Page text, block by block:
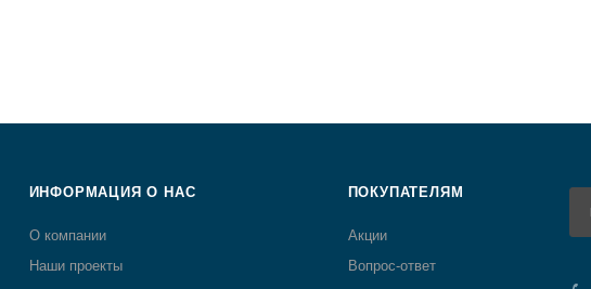
ИНФОРМАЦИЯ О НАС
О компании
Наши проекты
ПОКУПАТЕЛЯМ
Акции
Вопрос-ответ